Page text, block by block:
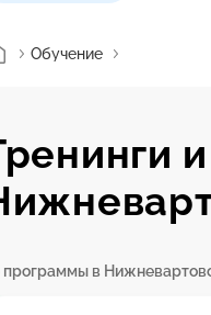
Обучение
программы в